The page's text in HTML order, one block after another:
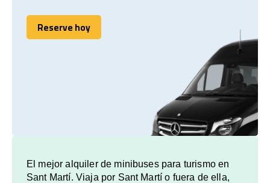
Reserve hoy
Reserve hoy
El mejor alquiler de minibuses para turismo en
Sant Martí. Viaja por Sant Martí o fuera de ella,